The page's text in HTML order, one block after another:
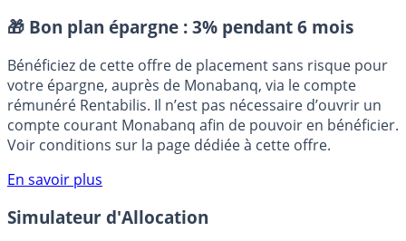
Placement sans risque
🎁 Bon plan épargne : 3% pendant 6 mois
Bénéficiez de cette offre de placement sans risque pour
votre épargne, auprès de Monabanq, via le compte
rémunéré Rentabilis. Il n’est pas nécessaire d’ouvrir un
compte courant Monabanq afin de pouvoir en bénéficier.
Voir conditions sur la page dédiée à cette offre.
En savoir plus